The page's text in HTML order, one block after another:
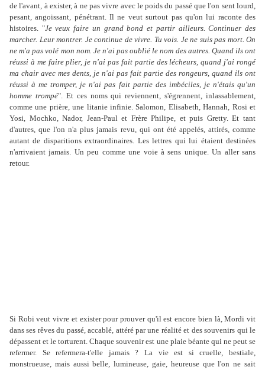
de l'avant, à exister, à ne pas vivre avec le poids du passé que l'on sent lourd,
pesant, angoissant, pénétrant. Il ne veut surtout pas qu'on lui raconte des
histoires. "Je veux faire un grand bond et partir ailleurs. Continuer des
marcher. Leur montrer. Je continue de vivre. Tu vois. Je ne suis pas mort. On
ne m'a pas volé mon nom. Je n'ai pas oublié le nom des autres. Quand ils ont
réussi à me faire plier, je n'ai pas fait partie des lécheurs, quand j'ai rongé
ma chair avec mes dents, je n'ai pas fait partie des rongeurs, quand ils ont
réussi à me tromper, je n'ai pas fait partie des imbéciles, je n'étais qu'un
homme trompé". Et ces noms qui reviennent, s'égrennent, inlassablement,
comme une prière, une litanie infinie. Salomon, Elisabeth, Hannah, Rosi et
Yosi, Mochko, Nador, Jean-Paul et Frère Philipe, et puis Gretty. Et tant
d'autres, que l'on n'a plus jamais revu, qui ont été appelés, attirés, comme
autant de disparitions extraordinaires. Les lettres qui lui étaient destinées
n'arrivaient jamais. Un peu comme une voie à sens unique. Un aller sans
retour.
Si Robi veut vivre et exister pour prouver qu'il est encore bien là, Mordi vit
dans ses rêves du passé, accablé, attéré par une réalité et des souvenirs qui le
dépassent et le torturent. Chaque souvenir est une plaie béante qui ne peut se
refermer. Se refermera-t'elle jamais ? La vie est si cruelle, bestiale,
monstrueuse, mais aussi belle, lumineuse, gaie, heureuse que l'on ne sait